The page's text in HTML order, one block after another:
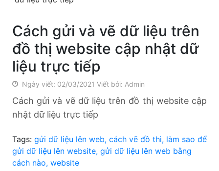
Cách gửi và vẽ dữ liệu trên
đồ thị website cập nhật dữ
liệu trực tiếp
Ngày viết: 02/03/2021 Viết bởi: Admin
Cách gửi và vẽ dữ liệu trên đồ thị website cập
nhật dữ liệu trực tiếp
Tags: gửi dữ liệu lên web, cách vẽ đồ thì, làm sao để
gửi dữ liệu lên website, gửi dữ liệu lên web bằng
cách nào, website